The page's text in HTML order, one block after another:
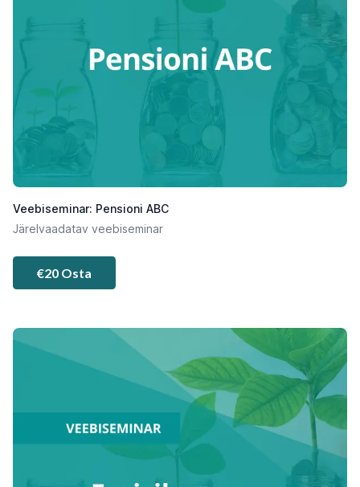
Veebiseminar: Pensioni ABC
Järelvaadatav veebiseminar
€20 Osta